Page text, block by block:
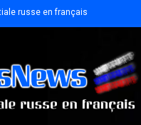
russe en français